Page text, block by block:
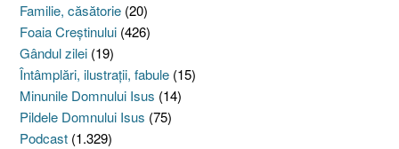
Familie, căsătorie (20)
Foaia Creştinului (426)
Gândul zilei (19)
Întâmplări, ilustraţii, fabule (15)
Minunile Domnului Isus (14)
Pildele Domnului Isus (75)
Podcast (1.329)